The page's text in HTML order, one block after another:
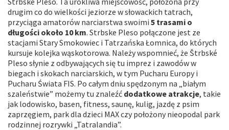
drugim co do wielkości jeziorze w słowackich tatrach,
przyciąga amatorów narciarstwa swoimi 5 trasami o
długości około 10 km. Strbske Pleso połączone jest ze
stacjami Stary Smokowiec i Tatrzańska Łomnica, do których
kursuje kolejka wąskotorowa. Należy wspomnieć, że Štrbské
Pleso słynie z odbywających się tu imprez i zawodów w
biegach i skokach narciarskich, w tym Pucharu Europy i
Pucharu Świata FIS. Po całym dniu spędzonym na „białym
szaleństwie” możemy tu znaleźć dodatkowe atrakcje, takie
jak lodowisko, basen, fitness, saunę, kulig, jazdę z psim
zaprzęgiem, park dla dzieci MAX czy położony nieopodal park
rodzinnej rozrywki „Tatralandia”.